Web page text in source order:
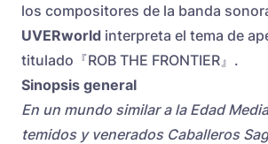
los compositores de la banda
UVERworld interpreta el tema de
titulado『ROB THE FRONTIER』.
Sinopsis general
En un mundo similar a la Edad
temidos y venerados Caballeros